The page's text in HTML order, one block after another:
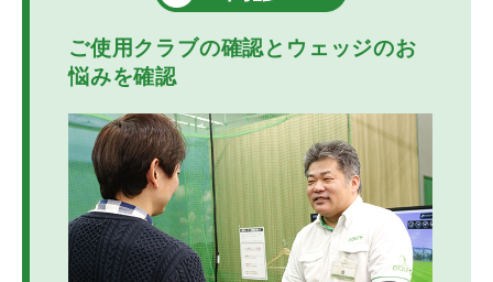
ご使用クラブの確認とウェッジのお
悩みを確認